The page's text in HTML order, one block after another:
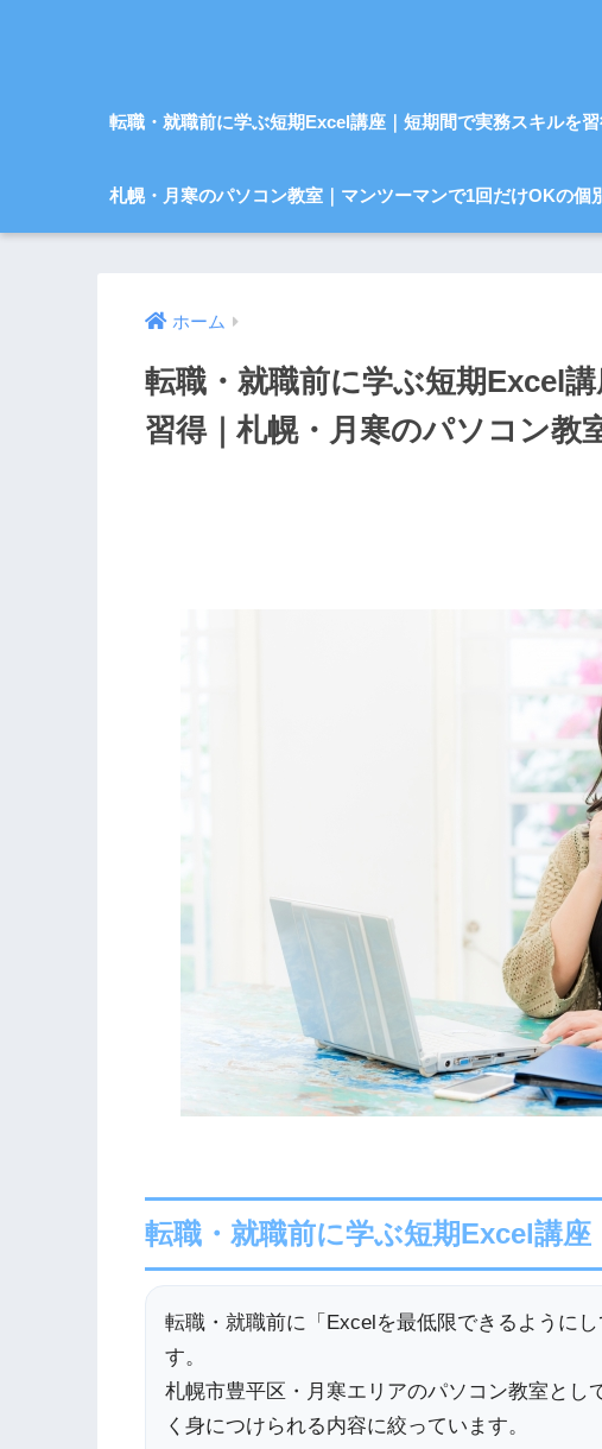
転職・就職前に学ぶ短期Excel講座｜短期間で実務スキルを
札幌・月寒のパソコン教室｜マンツーマンで1回だけOKの個
ホーム
転職・就職前に学ぶ短期Excel
習得｜札幌・月寒のパソコン教
転職・就職前に学ぶ短期Excel講座
転職・就職前に「Excelを最低限できるように
す。
札幌市豊平区・月寒エリアのパソコン教室とし
く身につけられる内容に絞っています。